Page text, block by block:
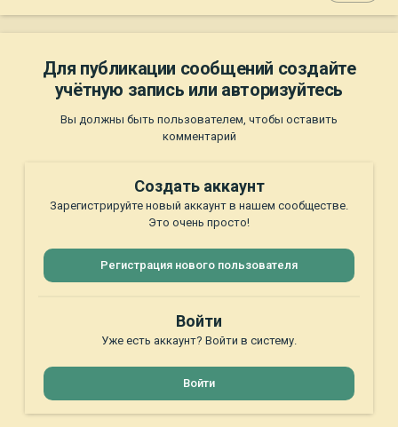
Для публикации сообщений создайте
учётную запись или авторизуйтесь
Вы должны быть пользователем, чтобы оставить
комментарий
Создать аккаунт
Зарегистрируйте новый аккаунт в нашем сообществе.
Это очень просто!
Регистрация нового пользователя
Войти
Уже есть аккаунт? Войти в систему.
Войти